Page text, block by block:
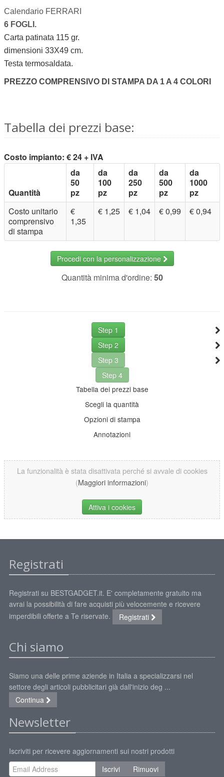
Calendario FERRARI
6 FOGLI.
Carta patinata 115 gr.
dimensioni 33X49 cm.
Testa termosaldata.
PREZZO COMPRENSIVO DI STAMPA DA 1 A 4 COLORI
Tabella dei prezzi base:
Costo impianto: € 24 + IVA
Quantità
da
50
pz
da
100
pz
da
250
pz
da
500
pz
da
1000
pz
Costo unitario
comprensivo
di stampa
€
1,35
€ 1,25 € 1,04 € 0,99 € 0,94
Procedi con la personalizzazione
Quantità minima d'ordine: 50
Step 1
Step 2
Step 3
Step 4
Tabella dei prezzi base
Scegli la quantità
Opzioni di stampa
Annotazioni
La funzionalità è stata disattivata perché si avvale di cookies
(Maggiori informazioni)
Attiva i cookies
Registrati
Registrati su BESTGADGET.it. E' completamente gratuito ma
avrai la possibilità di fare acquisti più velocemente e ricevere
imperdibili offerte a Te riservate.
Registrati
Chi siamo
Siamo una delle prime aziende in Italia a specializzarsi nel
settore degli articoli pubblicitari già dall'inizio deg ...
Continua
Newsletter
Iscriviti per ricevere aggiornamenti sui nostri prodotti
Iscrivi
Rimuovi